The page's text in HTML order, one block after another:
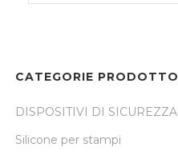
CATEGORIE PRODOTTO
DISPOSITIVI DI SICUREZZA
Silicone per stampi